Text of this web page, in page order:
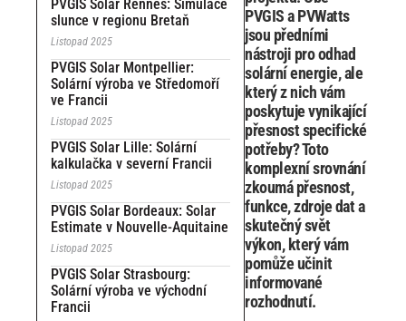
PVGIS Solar Rennes: Simulace
slunce v regionu Bretaň
Listopad 2025
PVGIS Solar Montpellier:
Solární výroba ve Středomoří
ve Francii
Listopad 2025
PVGIS Solar Lille: Solární
kalkulačka v severní Francii
Listopad 2025
PVGIS Solar Bordeaux: Solar
Estimate v Nouvelle-Aquitaine
Listopad 2025
PVGIS Solar Strasbourg:
Solární výroba ve východní
Francii
PVGIS a PVWatts
jsou předními
nástroji pro odhad
solární energie, ale
který z nich vám
poskytuje vynikající
přesnost specifické
potřeby? Toto
komplexní srovnání
zkoumá přesnost,
funkce, zdroje dat a
skutečný svět
výkon, který vám
pomůže učinit
informované
rozhodnutí.